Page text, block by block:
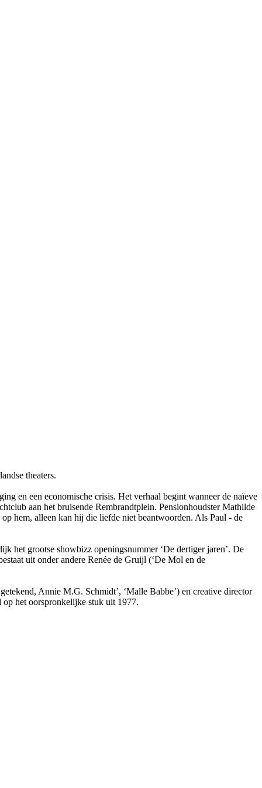
theaters.
en een economische crisis. Het verhaal begint wanneer de naïeve
aan het bruisende Rembrandtplein. Pensionhoudster Mathilde
hem, alleen kan hij die liefde niet beantwoorden. Als Paul - de
het grootse showbizz openingsnummer ‘De dertiger jaren’. De
uit onder andere Renée de Gruijl (‘De Mol en de
Annie M.G. Schmidt’, ‘Malle Babbe’) en creative director
op het oorspronkelijke stuk uit 1977.